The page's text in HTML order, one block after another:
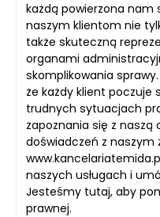
każdą powierzona nam
naszym klientom nie
także skuteczną
organami
skomplikowania
że każdy klient poczuje
trudnych sytuacjach
zapoznania się z
doświadczeń z naszym
naszych usługach i
Jesteśmy tutaj, aby
prawnej.